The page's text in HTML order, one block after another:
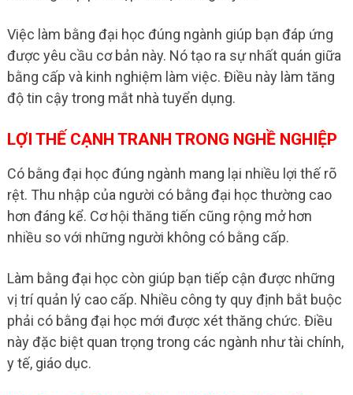
Việc làm bằng đại học đúng ngành giúp bạn đáp ứng
được yêu cầu cơ bản này. Nó tạo ra sự nhất quán giữa
bằng cấp và kinh nghiệm làm việc. Điều này làm tăng
độ tin cậy trong mắt nhà tuyển dụng.
LỢI THẾ CẠNH TRANH TRONG NGHỀ NGHIỆP
Có bằng đại học đúng ngành mang lại nhiều lợi thế rõ
rệt. Thu nhập của người có bằng đại học thường cao
hơn đáng kể. Cơ hội thăng tiến cũng rộng mở hơn
nhiều so với những người không có bằng cấp.
Làm bằng đại học còn giúp bạn tiếp cận được những
vị trí quản lý cao cấp. Nhiều công ty quy định bắt buộc
phải có bằng đại học mới được xét thăng chức. Điều
này đặc biệt quan trọng trong các ngành như tài chính,
y tế, giáo dục.